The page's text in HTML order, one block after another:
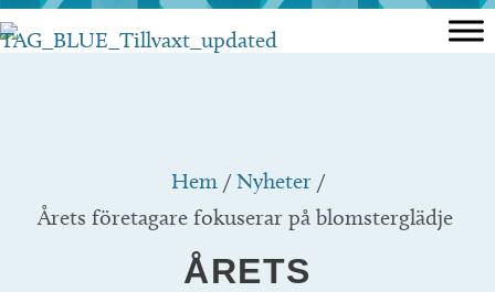
Hoppa
till
Hem/ Nyheter/
Årets företagare fokuserar på blomsterglädje
ÅRETS